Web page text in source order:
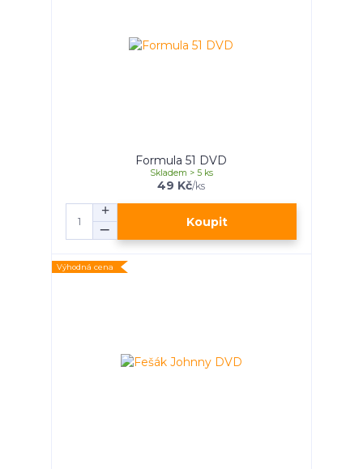
Formula 51 DVD
49 Kč/ks
Skladem > 5 ks
Koupit
Výhodná cena